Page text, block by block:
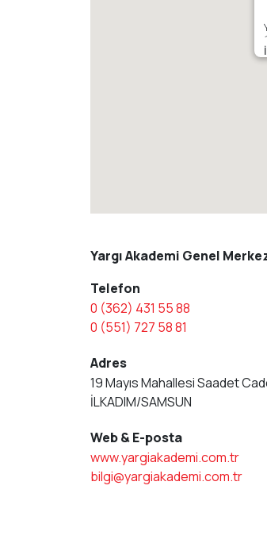
Yargı Akademi Genel
Telefon
0 (362) 431 55 88
0 (551) 727 58 81
Adres
19 Mayıs Mahallesi Saadet
İLKADIM/SAMSUN
Web & E-posta
www.yargiakademi.com.tr
bilgi@yargiakademi.com.tr